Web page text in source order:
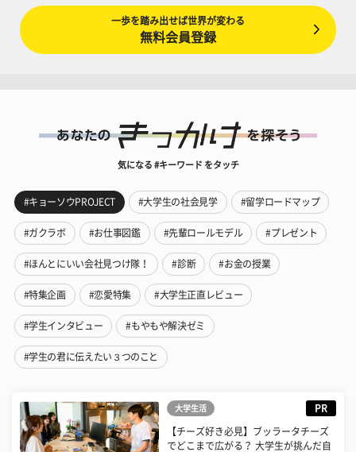
一歩を踏み出せば世界が変わる
無料会員登録
気になる #キーワード をタッチ
#キョーソウPROJECT #大学生の社会見学 #留学ロードマップ
#ガクラボ #お仕事図鑑 #先輩ロールモデル #プレゼント
#ほんとにいい会社見つけ隊！ #診断 #お金の授業
#特集企画 #恋愛特集 #大学生正直レビュー
#学生インタビュー #もやもや解決ゼミ
#学生の君に伝えたい３つのこと
大学生活 PR
【チーズ好き必見】ブッラータチーズ
でどこまで広がる？ 大学生が挑んだ自